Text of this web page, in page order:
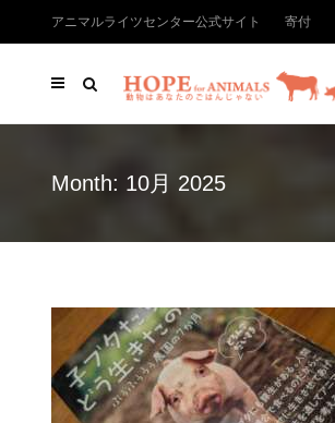
アニマルライツセンター公式サイト 寄付
Month: 10月 2025